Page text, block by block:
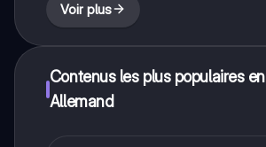
Voir plus
Contenus les plus populaires en
Allemand